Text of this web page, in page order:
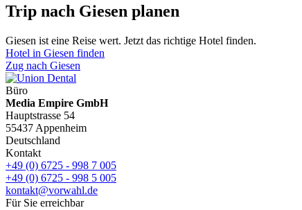
Trip nach Giesen planen
Giesen ist eine Reise wert. Jetzt das richtige Hotel finden.
Hotel in Giesen finden
Zug nach Giesen
Büro
Media Empire GmbH
Hauptstrasse 54
55437 Appenheim
Deutschland
Kontakt
+49 (0) 6725 - 998 7 005
+49 (0) 6725 - 998 5 005
kontakt@vorwahl.de
Für Sie erreichbar